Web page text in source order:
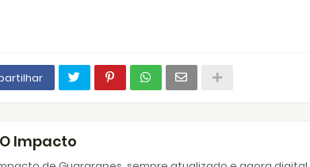
Impacto